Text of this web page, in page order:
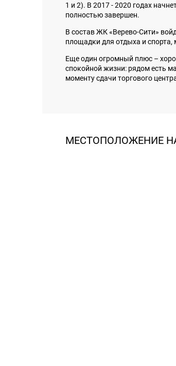
1 и 2). В 2017 - 2020 годах
полностью завершен.
В состав ЖК «Верево-Сити»
площадки для отдыха и
Еще один огромный плюс –
спокойной жизни: рядом есть
моменту сдачи торгового
МЕСТОПОЛОЖЕНИЕ